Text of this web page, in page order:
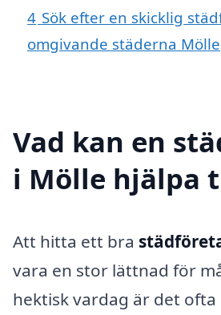
4 Sök efter en skicklig
omgivande städerna Mölle
Vad kan en
i Mölle hjälpa
Att hitta ett bra
vara en stor lättnad för
hektisk vardag är det